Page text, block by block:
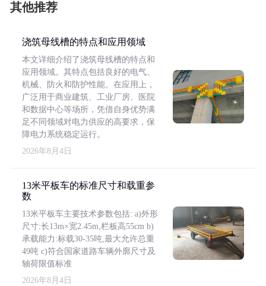
其他推荐
浇筑母线槽的特点和应用领域
本文详细介绍了浇筑母线槽的特点和
应用领域。其特点包括良好的电气、
机械、防火和防护性能。在应用上，
广泛用于商业建筑、工业厂房、医院
和数据中心等场所，凭借自身优势满
足不同领域对电力供应的高要求，保
障电力系统稳定运行。
2026年8月4日
13米平板车的标准尺寸和载重参
数
13米平板车主要技术参数包括: a)外形
尺寸:长13m×宽2.45m,栏板高55cm b)
承载能力:标载30-35吨,最大允许总重
49吨 c)符合国家道路车辆外廓尺寸及
轴荷限值标准
2026年8月4日